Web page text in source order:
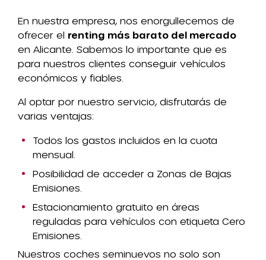
En nuestra empresa, nos enorgullecemos de
ofrecer el renting más barato del mercado
en Alicante. Sabemos lo importante que es
para nuestros clientes conseguir vehículos
económicos y fiables.
Al optar por nuestro servicio, disfrutarás de
varias ventajas:
Todos los gastos incluidos en la cuota
mensual.
Posibilidad de acceder a Zonas de Bajas
Emisiones.
Estacionamiento gratuito en áreas
reguladas para vehículos con etiqueta Cero
Emisiones.
Nuestros coches seminuevos no solo son